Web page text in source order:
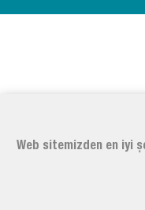
Web sitemizden en iyi